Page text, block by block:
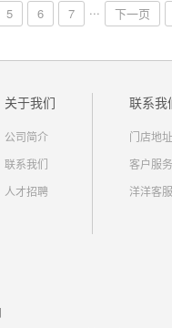
5 6 7 ... 下一页
关于我们
公司简介
联系我们
人才招聘
联系我
门店地址
客户服务
洋洋客服